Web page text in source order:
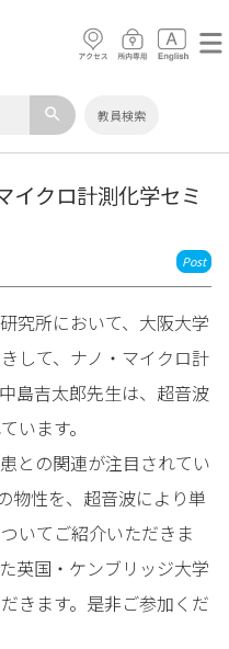
search 教員検索
イクロ計測化学セミ
Post
究所において、大阪大学
して、ナノ・マイクロ計
島吉太郎先生は、超音波
います。
との関連が注目されてい
物性を、超音波により単
いてご紹介いただきま
英国・ケンブリッジ大学
きます。是非ご参加くだ